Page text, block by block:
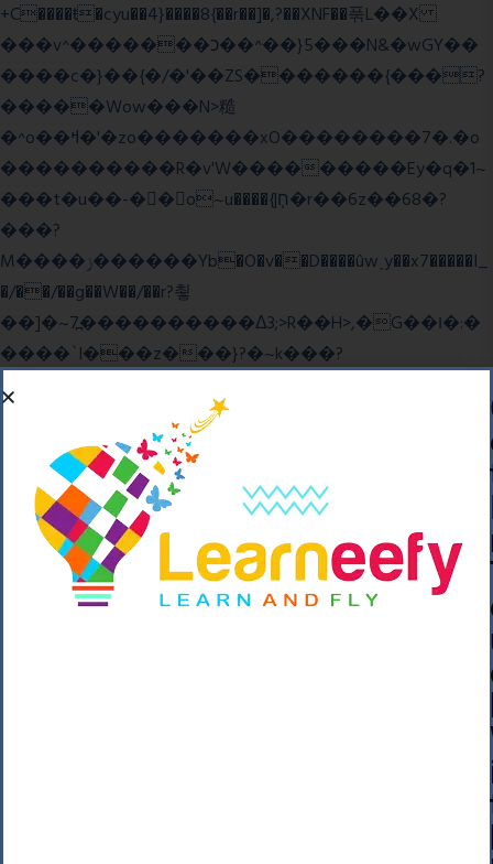
+C����ŧ�cyu��4}����8{��r��]�,?��XNF��푺L��X
���v^�������כ��^��}5���N&�wGY��
����c�}��{�/�'��ZS�������{���?
�����Wow���N>糙
�^o��ߞ�'�zo�������xO��������7�.�o
����������R�v'W���������Ey�q�1~
���t�u��-�� o~u����{|ח֧�r��6z��68�?
���?
M����ݫ������Yb�O�v��D����ûw˯y��x7�����I_
�/��/��g��W��/��r?쵷
��]�~7߽����������Δ3;>R��H>,�G��ו�:�
���� `I���z���}?�~k���?
��o��C���ǡ���,����*�3��#eۧ_>\��z
�K{DQg�Ϯ��]u��3o�V~�/��@��??
����Y�]�s�n���s
����p��|
��^��������$��ٽ�P���~��4���Snn^
$ ����Ogy/|>ڿ|�I��'A�n��1�$�}
=c"'��K���X�:��?j�ԫ��-